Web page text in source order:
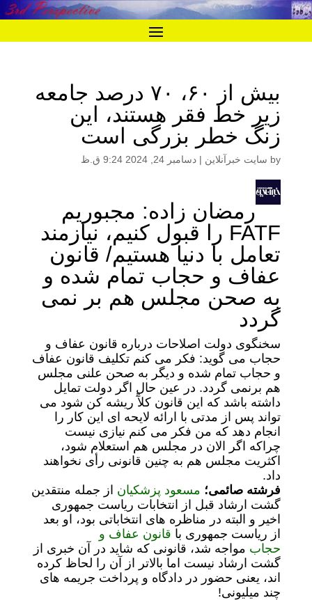
بیش از ۶۰، ۷۰ درصد جامعه
زیر خط فقر هستند، این
زنگ خطر بزرگی است
by سایت خبرآنلاین | دسامبر 24, 2024 9:24 ق.ظ
رمضان زاده: مجبوریم
FATF را قبول کنیم، نیازمند
تعامل با دنیا هستیم/ قانون
عفاف و حجاب تمام شده و
به صحن مجلس هم بر نمی
گردد
سخنگوی دولت اصلاحات درباره قانون عفاف و
حجاب می گوید: فکر می کنم تکلیف قانون عفاف
و حجاب تمام شده و دیگر به صحن علنی مجلس
هم برنمی گردد. در عین حال اگر دولت تمایل
داشته باشد که این قانون کلآً ریشه کن شود می
تواند پس از مدتی با ارائه لایحه ای این کار را
انجام دهد که من فکر می کنم نیازی نیست
چراکه اگر الان در مجلس هم استعلام شود،
اکثریت مجلس هم به چنین قانونی رأی نخواهند
داد.
فرشته صائمی؛ مسعود پزشکیان از جمله منتقدین
گشت ارشاد قبل از انتخابات ریاست جمهوری
اخیر و البته در مناظره های انتخاباتی بود، او بعد
از ریاست جمهوری با قانون عفاف و
حجاب مواجه شد، قانونی که شاید در آن خبری از
گشت ارشاد نیست اما بالاتر از آن را لحاظ کرده
اند، یعنی حضور در دادگاه و پرداخت جریمه های
چند میلیونی!